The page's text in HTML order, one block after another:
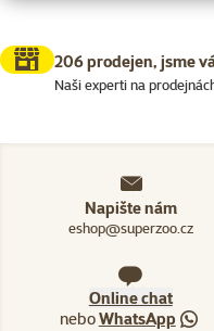
206 prodejen, jsme
Naši experti na
Napište nám
eshop@superzoo.cz
Online chat
neboWhatsApp